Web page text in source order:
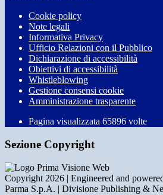
Cookie policy
Note legali
Informativa Privacy
Ufficio Relazioni con il Pubblico
Dichiarazione di accessibilità
Obiettivi di accessibilità
Whistleblowing
Gestione consensi cookie
Amministrazione trasparente
Pagina visualizzata 65896 volte
Sezione Copyright
Copyright 2026 | Engineered and
Parma S.p.A. | Divisione Publishing &